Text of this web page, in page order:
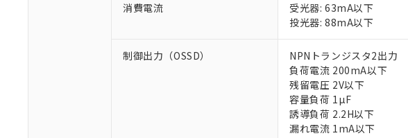
消費電流
受光器: 63mA以下
投光器: 88mA以下
制御出力（OSSD）
NPNトランジスタ2出力
負荷電流 200mA以下
残留電圧 2V以下
容量負荷 1µF
誘導負荷 2.2H以下
漏れ電流 1mA以下